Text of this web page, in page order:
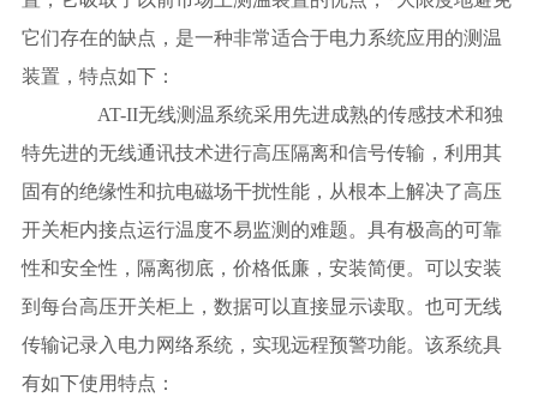
它们存在的缺点，是一种非常适合于电力系统应用的测温
装置，特点如下：
AT-II无线测温系统采用先进成熟的传感技术和独
特先进的无线通讯技术进行高压隔离和信号传输，利用其
固有的绝缘性和抗电磁场干扰性能，从根本上解决了高压
开关柜内接点运行温度不易监测的难题。具有极高的可靠
性和安全性，隔离彻底，价格低廉，安装简便。可以安装
到每台高压开关柜上，数据可以直接显示读取。也可无线
传输记录入电力网络系统，实现远程预警功能。该系统具
有如下使用特点：